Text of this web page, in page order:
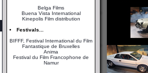
Belga Films
Buena Vista International
Kinepolis Film distribution
Festivals...
BIFFF, Festival International du Film
Fantastique de Bruxelles
Anima
Festival du Film Francophone de
Namur